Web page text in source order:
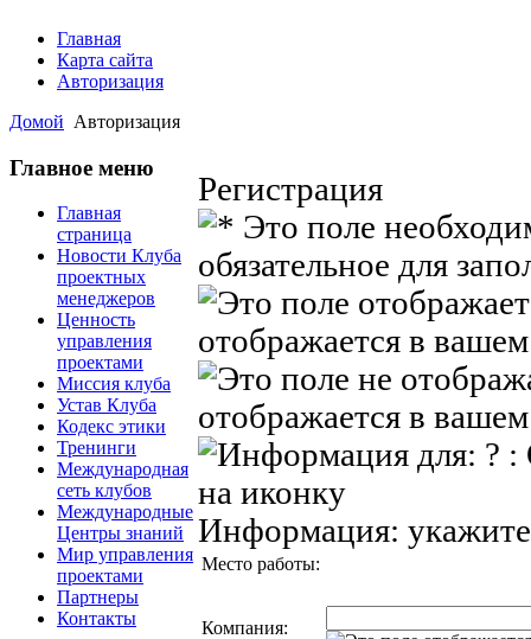
Главная
Карта сайта
Авторизация
Домой Авторизация
Главное меню
Главная
страница
Новости Клуба
проектных
менеджеров
Ценность
управления
проектами
Миссия клуба
Устав Клуба
Кодекс этики
Тренинги
Международная
сеть клубов
Международные
Центры знаний
Мир управления
проектами
Партнеры
Контакты
Регистрация
обязательное для
отображается в
отображается в
Информация:
Место работы:
Компания: